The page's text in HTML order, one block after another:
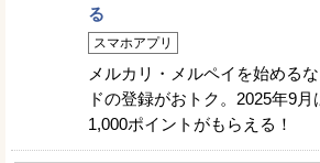
る
スマホアプリ
メルカリ・メルペイを始める
ドの登録がおトク。2025年9
1,000ポイントがもらえる！